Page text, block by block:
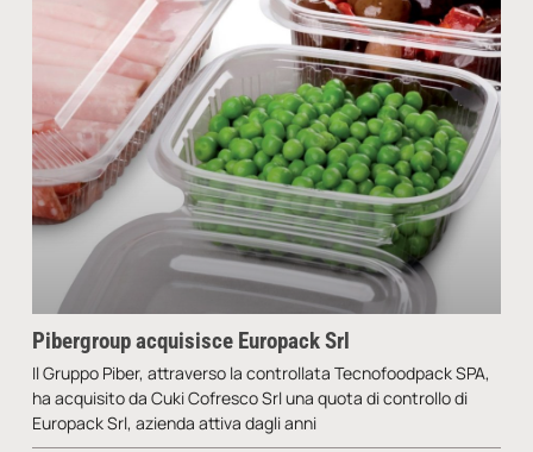
Pibergroup acquisisce Europack Srl
Il Gruppo Piber, attraverso la controllata Tecnofoodpack SPA,
ha acquisito da Cuki Cofresco Srl una quota di controllo di
Europack Srl, azienda attiva dagli anni